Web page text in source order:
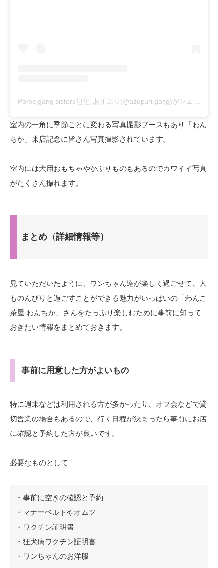
Pome gang sisters 🇯🇵 あずぷり(@azupuri.gang)がシェアした投稿
室内の一角に季節ごとに変わる写真撮影ブースもあり「わん
ちか」来店記念に皆さん写真撮影されています。
室内には犬用おもちゃやかぶりものもあるのでカワイイ写真
がたくさん撮れます。
まとめ（詳細情報等）
見ていただいたように、ワンちゃん達が楽しく過ごせて、人
ものんびりと過ごすことができる魅力がいっぱいの「わんこ
茶屋 わんちか」さんをたっぷり楽しむために事前に知って
おきたい情報をまとめておきます。
事前に用意した方がよいもの
特に週末などは利用される方が多かったり、オフ会などで貸
切営業の場合もあるので、行く日程が決まったら事前にお店
に確認と予約した方が良いです。
必要なものとして
・事前に空きの確認と予約
・マナーベルトやオムツ
・ワクチン証明書
・狂犬病ワクチン証明書
・ワンちゃんのお洋服